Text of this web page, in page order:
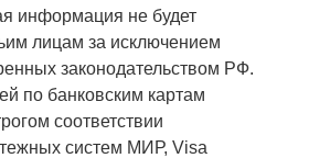
информация не будет
лицам за исключением
законодательством РФ.
по банковским картам
соответствии
систем МИР, Visa